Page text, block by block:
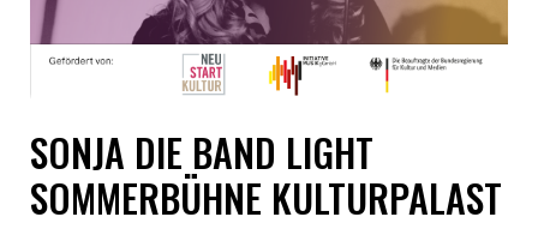
SONJA DIE BAND LIGHT
SOMMERBÜHNE KULTURPALAST